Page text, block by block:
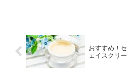
おすすめ！
ェイスクリ